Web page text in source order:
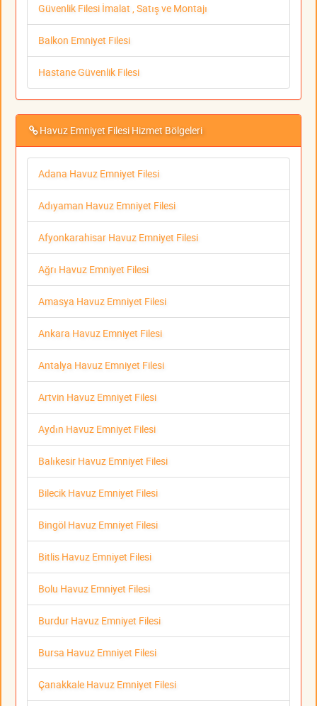
Güvenlik Filesi İmalat , Satış ve Montajı
Balkon Emniyet Filesi
Hastane Güvenlik Filesi
Havuz Emniyet Filesi Hizmet Bölgeleri
Adana Havuz Emniyet Filesi
Adıyaman Havuz Emniyet Filesi
Afyonkarahisar Havuz Emniyet Filesi
Ağrı Havuz Emniyet Filesi
Amasya Havuz Emniyet Filesi
Ankara Havuz Emniyet Filesi
Antalya Havuz Emniyet Filesi
Artvin Havuz Emniyet Filesi
Aydın Havuz Emniyet Filesi
Balıkesir Havuz Emniyet Filesi
Bilecik Havuz Emniyet Filesi
Bingöl Havuz Emniyet Filesi
Bitlis Havuz Emniyet Filesi
Bolu Havuz Emniyet Filesi
Burdur Havuz Emniyet Filesi
Bursa Havuz Emniyet Filesi
Çanakkale Havuz Emniyet Filesi